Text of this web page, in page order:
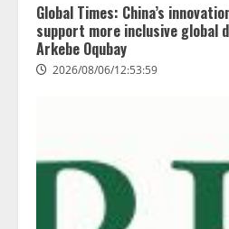
Global Times: China’s
support more inclusive global
Arkebe Oqubay
2026/08/06/12:53:59